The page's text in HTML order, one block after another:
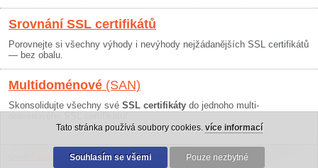
Srovnání SSL certifikátů
Porovnejte si všechny výhody i nevýhody nejžádanějších SSL certifikátů
— bez obalu.
Multidoménové (SAN)
Skonsolidujte všechny své SSL certifikáty do jednoho multi-
Obchodní podmínky|30 dní záruka
Tato stránka používá soubory cookies. více informací
Souhlasím se všemi Pouze nezbytné